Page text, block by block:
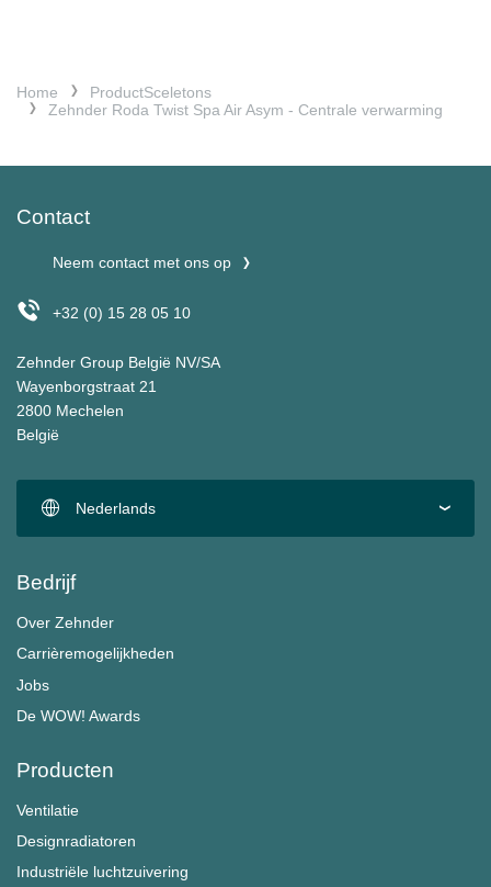
Home
ProductSceletons
Zehnder Roda Twist Spa Air Asym - Centrale verwarming
Contact
Neem contact met ons op
+32 (0) 15 28 05 10
Zehnder Group België NV/SA
Wayenborgstraat 21
2800 Mechelen
België
Nederlands
Bedrijf
Over Zehnder
Carrièremogelijkheden
Jobs
De WOW! Awards
Producten
Ventilatie
Designradiatoren
Industriële luchtzuivering